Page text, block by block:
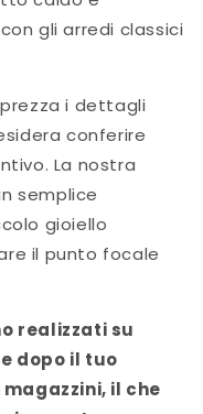
gli arredi classici
i dettagli
conferire
La nostra
semplice
gioiello
il punto focale
realizzati su
dopo il tuo
il che